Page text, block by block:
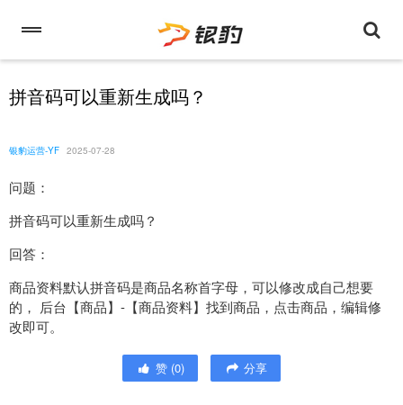
拼音码可以重新生成吗？
银豹运营-YF 2025-07-28
问题：
拼音码可以重新生成吗？
回答：
商品资料默认拼音码是商品名称首字母，可以修改成自己想要
的， 后台【商品】-【商品资料】找到商品，点击商品，编辑修
改即可。
赞 (0) 分享